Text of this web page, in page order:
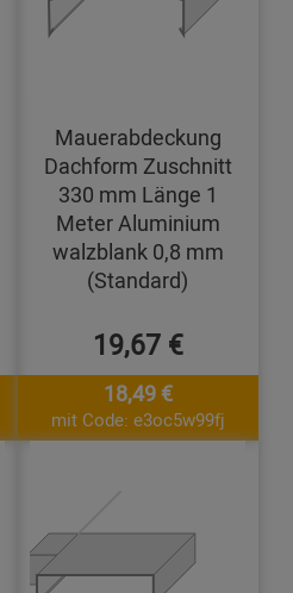
Mauerabdeckung
Dachform Zuschnitt
330 mm Länge 1
Meter Aluminium
walzblank 0,8 mm
(Standard)
19,67 €
18,49 €
mit Code: e3oc5w99fj